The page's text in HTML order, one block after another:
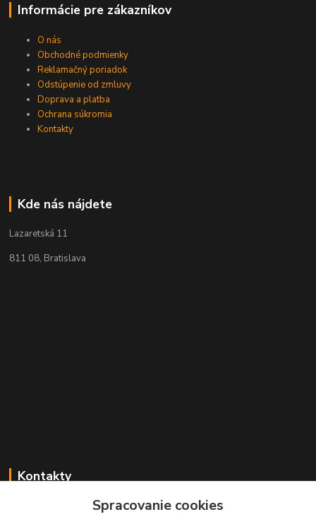
Informácie pre zákazníkov
O nás
Obchodné podmienky
Reklamačný poriadok
Odstúpenie od zmluvy
Doprava a platba
Ochrana súkromia
Kontakty
Kde nás nájdete
Lazaretská 11
811 08, Bratislava
Kontakty
+421 2 529 67 411Spracovanie cookies